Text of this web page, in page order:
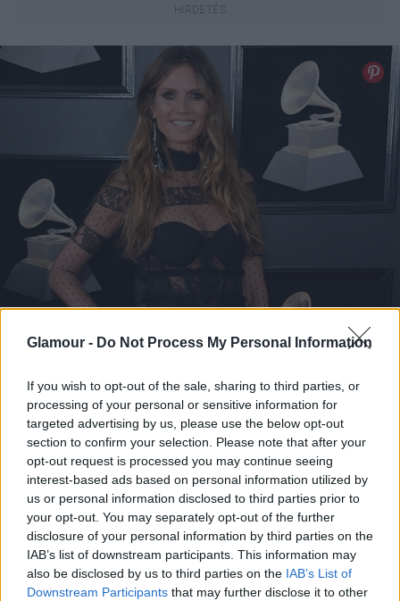
Glamour - Do Not Process My Personal Information
If you wish to opt-out of the sale, sharing to third parties, or
processing of your personal or sensitive information for
targeted advertising by us, please use the below opt-out
section to confirm your selection. Please note that after your
opt-out request is processed you may continue seeing
interest-based ads based on personal information utilized by
us or personal information disclosed to third parties prior to
your opt-out. You may separately opt-out of the further
disclosure of your personal information by third parties on the
IAB’s list of downstream participants. This information may
also be disclosed by us to third parties on the IAB’s List of
Downstream Participants that may further disclose it to other